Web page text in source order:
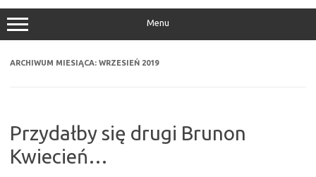
Menu
ARCHIWUM MIESIĄCA: WRZESIEŃ 2019
Przydałby się drugi Brunon
Kwiecień…